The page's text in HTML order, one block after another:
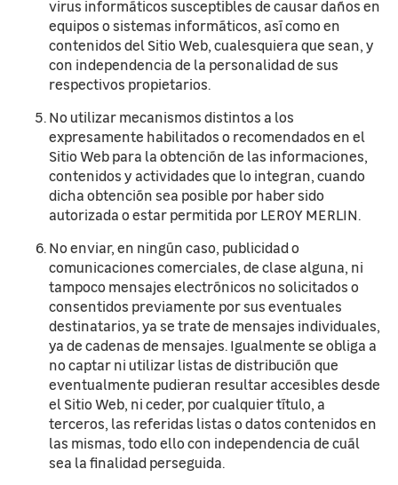
virus informáticos susceptibles de causar daños en
equipos o sistemas informáticos, así como en
contenidos del Sitio Web, cualesquiera que sean, y
con independencia de la personalidad de sus
respectivos propietarios.
No utilizar mecanismos distintos a los
expresamente habilitados o recomendados en el
Sitio Web para la obtención de las informaciones,
contenidos y actividades que lo integran, cuando
dicha obtención sea posible por haber sido
autorizada o estar permitida por LEROY MERLIN.
No enviar, en ningún caso, publicidad o
comunicaciones comerciales, de clase alguna, ni
tampoco mensajes electrónicos no solicitados o
consentidos previamente por sus eventuales
destinatarios, ya se trate de mensajes individuales,
ya de cadenas de mensajes. Igualmente se obliga a
no captar ni utilizar listas de distribución que
eventualmente pudieran resultar accesibles desde
el Sitio Web, ni ceder, por cualquier título, a
terceros, las referidas listas o datos contenidos en
las mismas, todo ello con independencia de cuál
sea la finalidad perseguida.